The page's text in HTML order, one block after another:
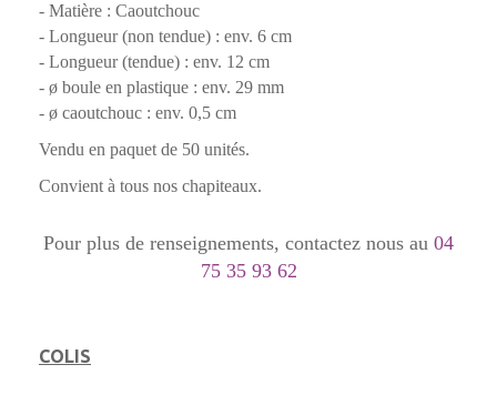
- Matière : Caoutchouc
- Longueur (non tendue) : env. 6 cm
- Longueur (tendue) : env. 12 cm
- ø boule en plastique : env. 29 mm
- ø caoutchouc : env. 0,5 cm
Vendu en paquet de 50 unités.
Convient à tous nos chapiteaux.
Pour plus de renseignements, contactez nous au 04
75 35 93 62
COLIS